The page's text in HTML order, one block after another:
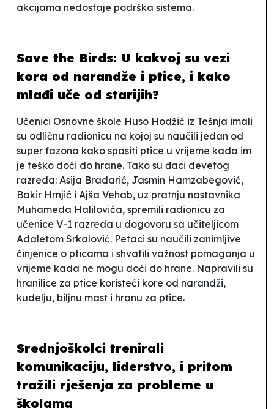
akcijama nedostaje podrška sistema.
Save the Birds: U kakvoj su vezi
kora od narandže i ptice, i kako
mlađi uče od starijih?
Učenici Osnovne škole Huso Hodžić iz Tešnja imali
su odličnu radionicu na kojoj su naučili jedan od
super fazona kako spasiti ptice u vrijeme kada im
je teško doći do hrane. Tako su đaci devetog
razreda: Asija Bradarić, Jasmin Hamzabegović,
Bakir Hrnjić i Ajša Vehab, uz pratnju nastavnika
Muhameda Halilovića, spremili radionicu za
učenice V-1 razreda u dogovoru sa učiteljicom
Adaletom Srkalović. Petaci su naučili zanimljive
činjenice o pticama i shvatili važnost pomaganja u
vrijeme kada ne mogu doći do hrane. Napravili su
hranilice za ptice koristeći kore od narandži,
kudelju, biljnu mast i hranu za ptice.
Srednjoškolci trenirali
komunikaciju, liderstvo, i pritom
tražili rješenja za probleme u
školama